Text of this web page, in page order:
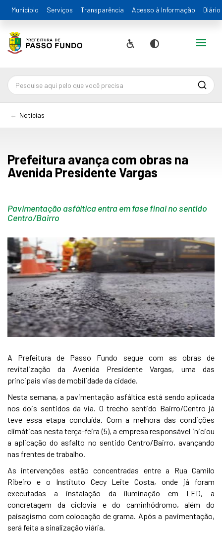
Município Serviços Transparência Acesso à Informação
Acessibilidade
Contraste
Alternar
Notícias
Prefeitura avança com obras na
Avenida Presidente Vargas
Pavimentação asfáltica entra em fase final no sentido
Centro/Bairro
A Prefeitura de Passo Fundo segue com as obras de
revitalização da Avenida Presidente Vargas, uma das
principais vias de mobilidade da cidade.
Nesta semana, a pavimentação asfáltica está sendo aplicada
nos dois sentidos da via. O trecho sentido Bairro/Centro já
teve essa etapa concluída. Com a melhora das condições
climáticas nesta terça-feira (5), a empresa responsável iniciou
a aplicação do asfalto no sentido Centro/Bairro, avançando
nas frentes de trabalho.
As intervenções estão concentradas entre a Rua Camilo
Ribeiro e o Instituto Cecy Leite Costa, onde já foram
executadas a instalação da iluminação em LED, a
concretagem da ciclovia e do caminhódromo, além do
paisagismo com colocação de grama. Após a pavimentação,
será feita a sinalização viária.